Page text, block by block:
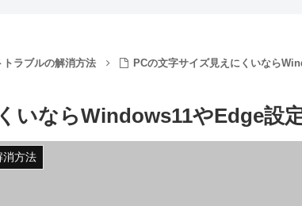
ラブルの解消方法
PCの文字サイズ見えにくいなら
いならWindows11やEdge設
消方法